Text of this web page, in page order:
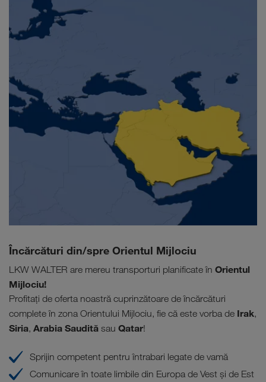
Încărcături din/spre Orientul Mijlociu
LKW WALTER are mereu transporturi planificate în Orientul
Mijlociu!
Profitați de oferta noastră cuprinzătoare de încărcături
complete în zona Orientului Mijlociu, fie că este vorba de Irak,
Siria, Arabia Saudită sau Qatar!
Sprijin competent pentru întrabari legate de vamă
Comunicare în toate limbile din Europa de Vest și de Est